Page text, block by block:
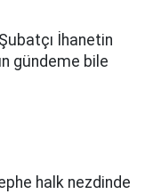
İhanetin
gündeme bile
halk nezdinde